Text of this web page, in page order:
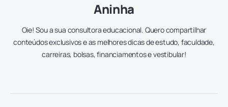
Aninha
Oie! Sou a sua consultora educacional. Quero compartilhar
conteúdos exclusivos e as melhores dicas de estudo, faculdade,
carreiras, bolsas, financiamentos e vestibular!